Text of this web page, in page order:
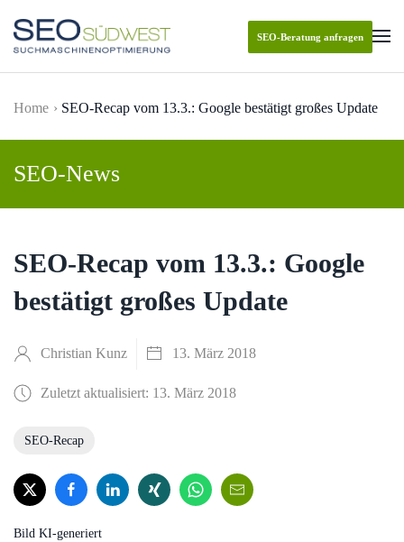
Skip to main content
SEO-Beratung anfragen
Home SEO-Recap vom 13.3.: Google bestätigt großes Update
SEO-News
SEO-Recap vom 13.3.: Google
bestätigt großes Update
Christian Kunz 13. März 2018
Zuletzt aktualisiert: 13. März 2018
SEO-Recap
Bild KI-generiert